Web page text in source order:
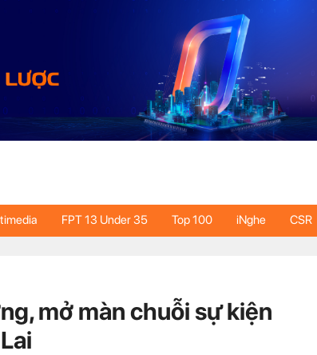
FPT 13 Under 35 Top 100 iNghe CSR
mở màn chuỗi sự kiện